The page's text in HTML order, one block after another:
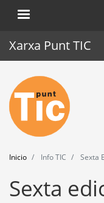
Xarxa Punt TIC
Inicio
Punt TIC
Actualidad
Agenda
Formación
Inicio Info TIC Sexta
Sexta